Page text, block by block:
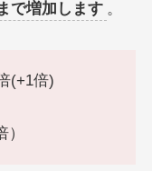
で増加します 。
(+1倍)